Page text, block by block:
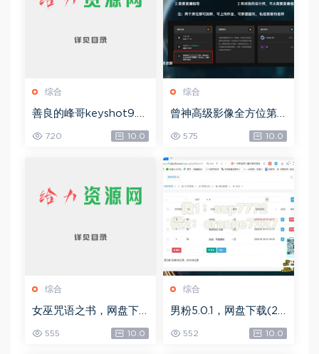
综合
善良的峰哥keyshot9.0
自学宝典，网盘下载(2.3
6G)
720 10.0
综合
曾神高级影像全方位第
四期，网盘下载(49.08
G)
575 10.0
综合
女巫咒语之书，网盘下
555 10.0
综合
男粉5.0.1，网盘下载(25
552 10.0